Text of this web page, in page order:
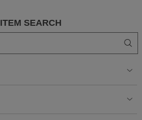
ITEM SEARCH